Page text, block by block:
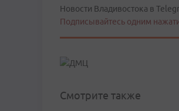
Новости Владивостока в
Подписывайтесь одним
Смотрите также